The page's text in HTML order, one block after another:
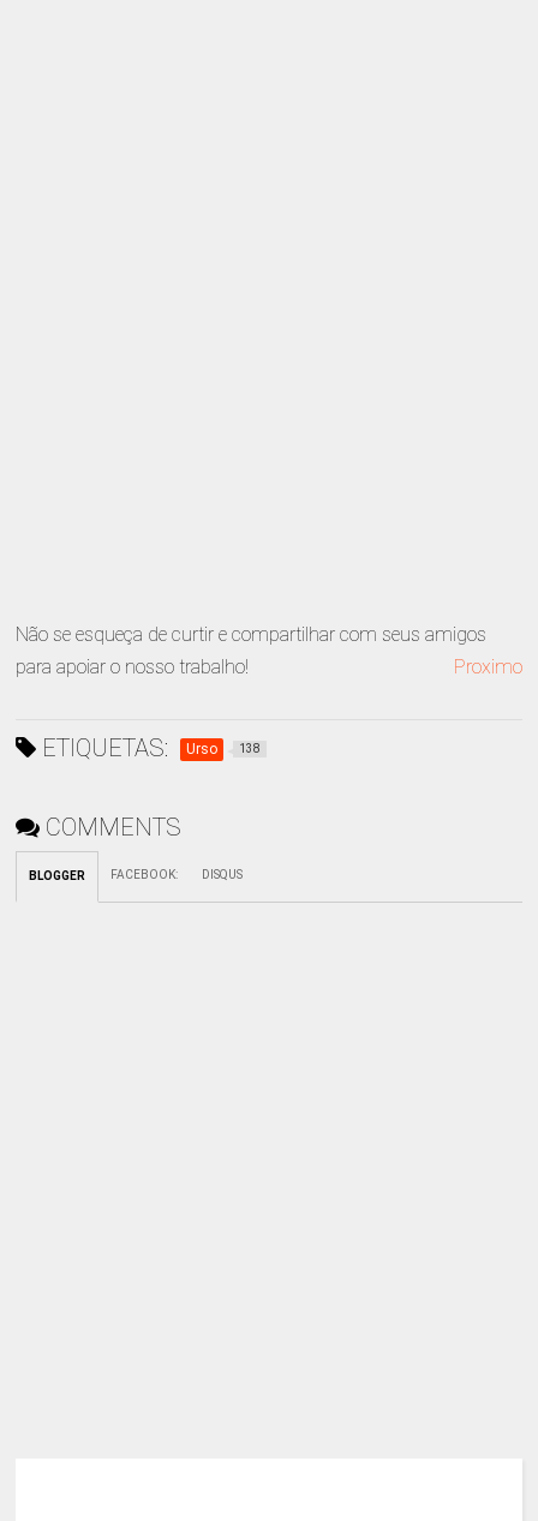
Não se esqueça de curtir e compartilhar com seus amigos
para apoiar o nosso trabalho!
Proximo
ETIQUETAS: Urso 138
COMMENTS
BLOGGER FACEBOOK: DISQUS